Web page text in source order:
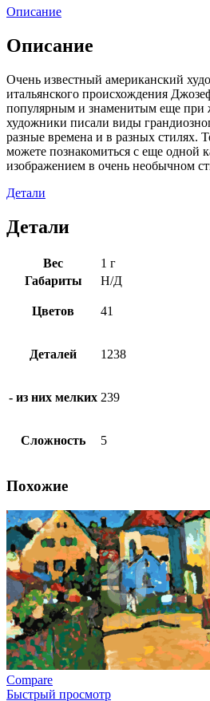
Описание
Описание
Очень известный американский
итальянского происхождения
популярным и знаменитым еще при
художники писали виды
разные времена и в разных стилях.
можете познакомиться с еще одной
изображением в очень необычном
Детали
Детали
Вес
1 г
Габариты
Н/Д
Цветов 41
Деталей 1238
- из них мелких 239
Сложность 5
Похожие
Compare
Быстрый просмотр